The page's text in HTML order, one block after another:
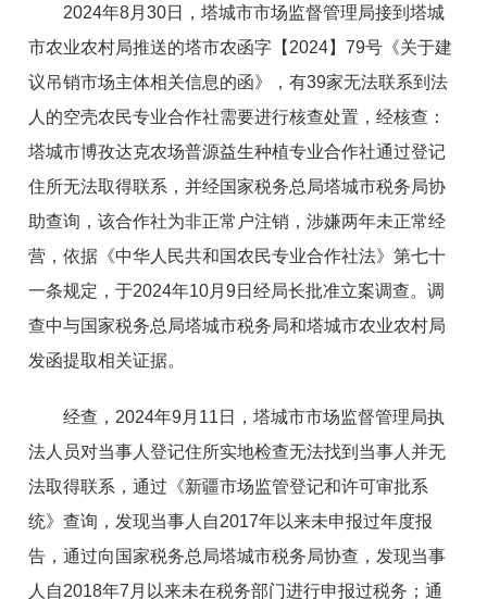
2024年8月30日，塔城市市场监督管理局接到塔城
市农业农村局推送的塔市农函字 【 2024】79号《关于建
议吊销市场主体相关信息的函》，有39家无法联系到法
人的空壳农民专业合作社需要进行核查处置，经核查：
塔城市博孜达克农场普源益生种植专业合作社通过登记
住所无法取得联系，并经国家税务总局塔城市税务局协
助查询，该合作社为非正常户注销，涉嫌两年未正常经
营，依据《中华人民共和国农民专业合作社法》第七十
一条规定，于2024年10月9日经局长批准立案调查。调
查中与国家税务总局塔城市税务局和塔城市农业农村局
发函提取相关证据。
经查 ， 2024年9月 11 日，塔城市市场监督管理局执
法人员对当事人登记住所实地检查无法找到当事人并无
法取得联系，通过《新疆市场监管登记和许可审批系
统》查询，发现当事人 自2017年以来未申报过年度报
告，通过向国家税务总局塔城市税务局协查，发现当事
人 自2018年7 月以来未在税务部门进行申报过税务；通